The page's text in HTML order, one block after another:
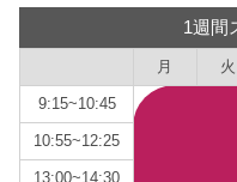
1週間
月 火
9:15~10:45
10:55~12:25
13:00~14:30